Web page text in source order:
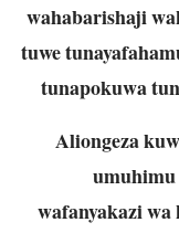
wahabarishaji
tuwe
tunapokuwa
Aliongeza
umuhimu
wafanyakazi